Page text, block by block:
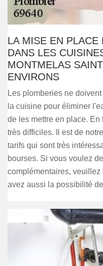
LA MISE EN PLACE
DANS LES
MONTMELAS
ENVIRONS
Les plomberies ne
la cuisine pour éliminer
de les mettre en place.
très difficiles. Il est de
tarifs qui sont très
bourses. Si vous voulez
complémentaires,
avez aussi la possibilité